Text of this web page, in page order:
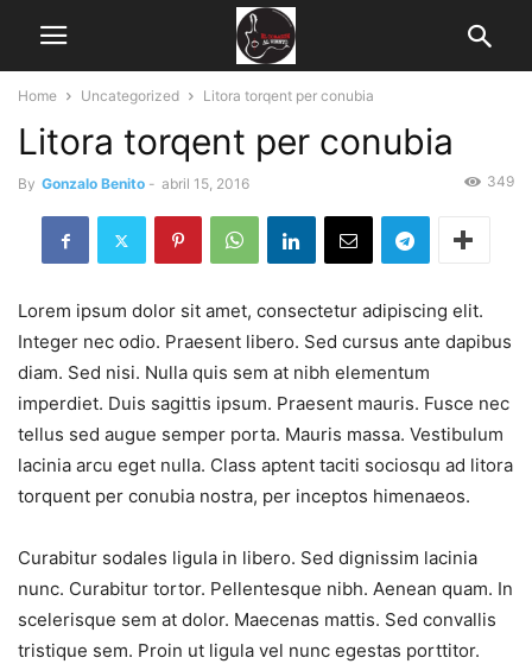
Home Uncategorized Litora torqent per conubia
Litora torqent per conubia
By Gonzalo Benito - abril 15, 2016 349
Lorem ipsum dolor sit amet, consectetur adipiscing elit.
Integer nec odio. Praesent libero. Sed cursus ante dapibus
diam. Sed nisi. Nulla quis sem at nibh elementum
imperdiet. Duis sagittis ipsum. Praesent mauris. Fusce nec
tellus sed augue semper porta. Mauris massa. Vestibulum
lacinia arcu eget nulla. Class aptent taciti sociosqu ad litora
torquent per conubia nostra, per inceptos himenaeos.
Curabitur sodales ligula in libero. Sed dignissim lacinia
nunc. Curabitur tortor. Pellentesque nibh. Aenean quam. In
scelerisque sem at dolor. Maecenas mattis. Sed convallis
tristique sem. Proin ut ligula vel nunc egestas porttitor.